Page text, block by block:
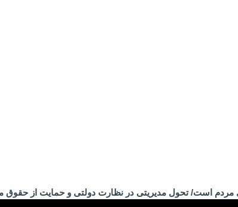
مردم است/ تحول مدیریتی در نظارت دولتی و حمایت از